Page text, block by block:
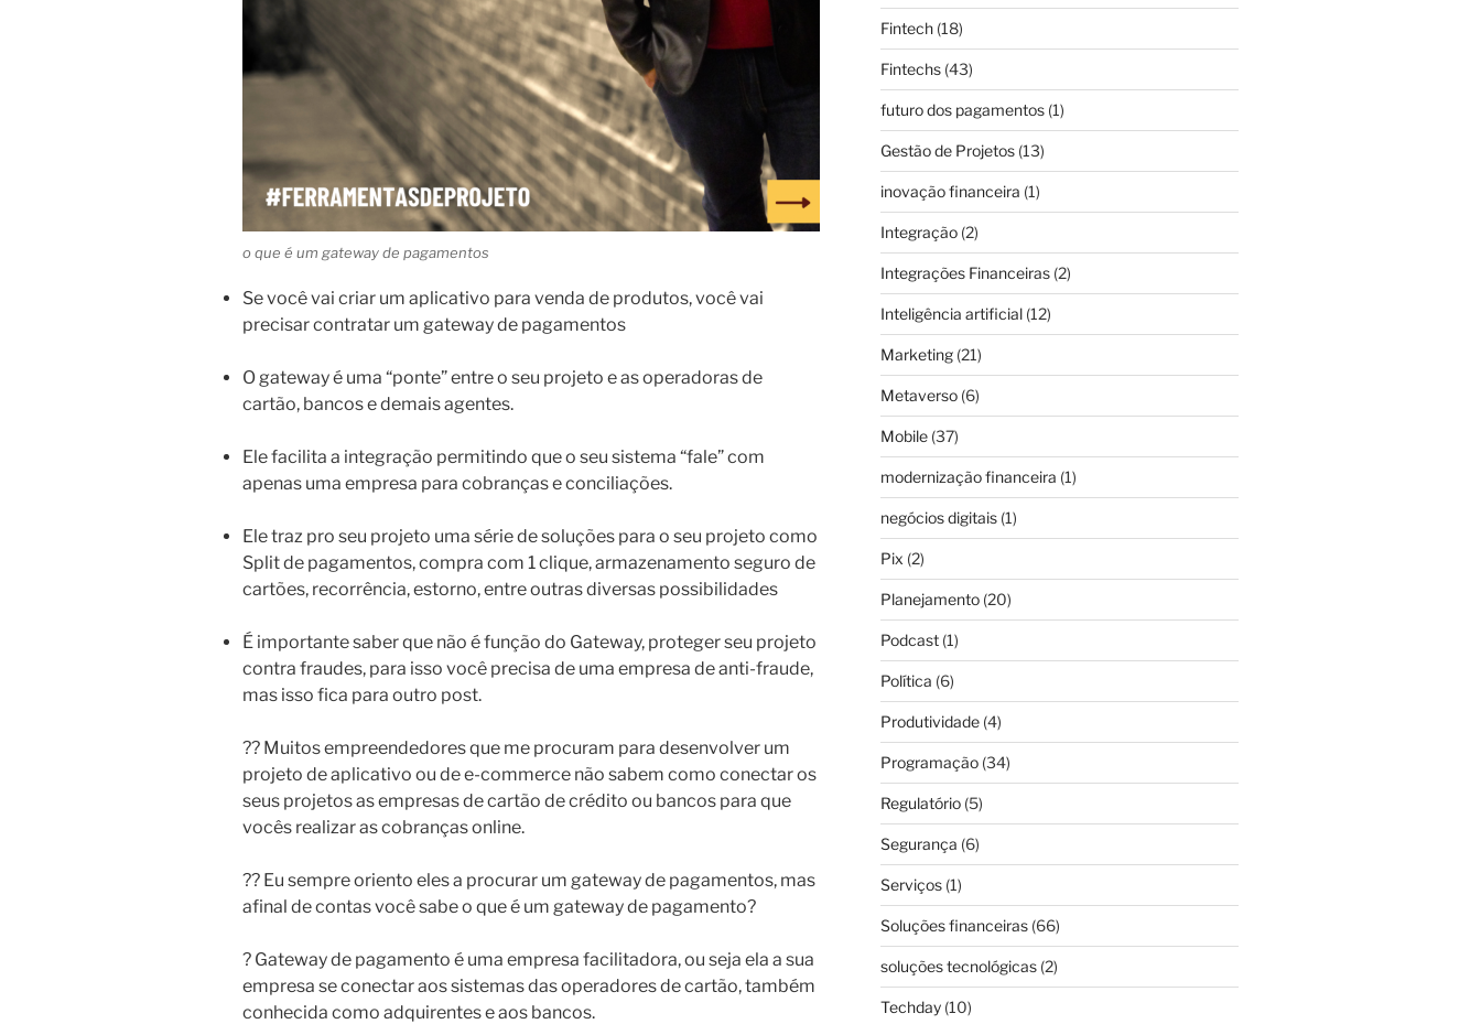
o que é um gateway de pagamentos
Se você vai criar um aplicativo para venda de produtos, você vai
precisar contratar um gateway de pagamentos
O gateway é uma “ponte” entre o seu projeto e as operadoras de
cartão, bancos e demais agentes.
Ele facilita a integração permitindo que o seu sistema “fale” com
apenas uma empresa para cobranças e conciliações.
Ele traz pro seu projeto uma série de soluções para o seu projeto como
Split de pagamentos, compra com 1 clique, armazenamento seguro de
cartões, recorrência, estorno, entre outras diversas possibilidades
É importante saber que não é função do Gateway, proteger seu projeto
contra fraudes, para isso você precisa de uma empresa de anti-fraude,
mas isso fica para outro post.
?? Muitos empreendedores que me procuram para desenvolver um
projeto de aplicativo ou de e-commerce não sabem como conectar os
seus projetos as empresas de cartão de crédito ou bancos para que
vocês realizar as cobranças online.
?‍? Eu sempre oriento eles a procurar um gateway de pagamentos, mas
afinal de contas você sabe o que é um gateway de pagamento?
? Gateway de pagamento é uma empresa facilitadora, ou seja ela a sua
empresa se conectar aos sistemas das operadores de cartão, também
conhecida como adquirentes e aos bancos.
Fintech(18)
Fintechs(43)
futuro dos pagamentos(1)
Gestão de Projetos(13)
inovação financeira (1)
Integração(2)
Integrações Financeiras(2)
Inteligência artificial(12)
Marketing(21)
Metaverso(6)
Mobile(37)
modernização financeira (1)
negócios digitais(1)
Pix (2)
Planejamento(20)
Podcast(1)
Política (6)
Produtividade(4)
Programação(34)
Regulatório(5)
Segurança (6)
Serviços(1)
Soluções financeiras(66)
soluções tecnológicas(2)
Techday(10)